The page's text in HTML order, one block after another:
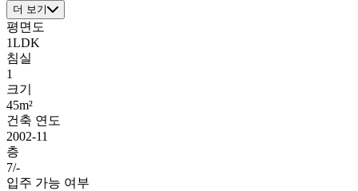
더 보기
평면도
1LDK
침실
1
크기
45m²
건축 연도
2002-11
층
7/-
입주 가능 여부